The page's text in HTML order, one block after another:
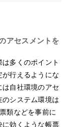
アセスメントを
多くのポイント
行えるようにな
自社環境のアセ
システム環境は
類などを事前に
効くような帳票